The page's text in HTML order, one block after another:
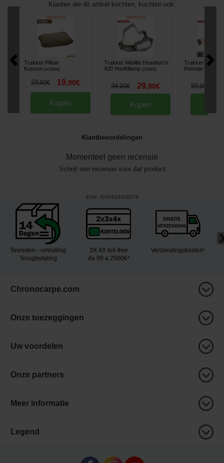
Klanten die dit artikel kochten, kochten ook:
Trakker Pillow
Kussen [m25840]
23,90€ 19,90€
Kopen
Trakker Nitelife Headtorch
420 Hoofdlamp
214002]
34,90€ 29,90€
Kopen
Trakker Nitelife
Remote 200
59,90
Klantbeoordelingen
Momenteel geen recensie
Schrijf een recensie voor dat product
EAN: 5056618308576
Tevreden - omruiling
Terugbetaling
3X 4X toll-free
de 90 a 2500€²
Verzendingskosten¹
Chronocarpe.com
Onze toezeggingen
Uw voordelen
Onze partners
Meer informatie
Legend